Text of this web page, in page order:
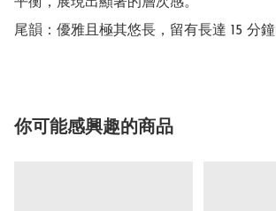
平衡，展現出顯著的層次感。
尾韻：優雅且極其悠長，留有長達 15 分鐘
你可能感興趣的商品